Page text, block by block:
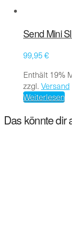
Send Mini
99,95€
Enthält 19%
zzgl. Versand
Weiterlesen
Das könnte